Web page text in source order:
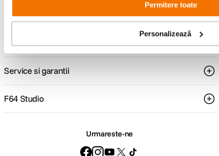
Permitere toate
Personalizează
Comenzi si livrare
Suport
Service si garantii
F64 Studio
Urmareste-ne